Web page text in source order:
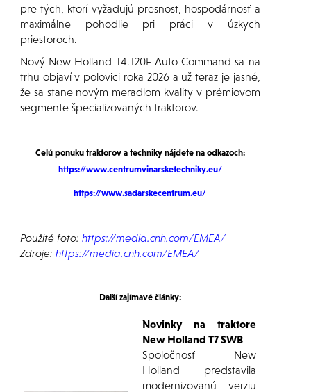
pre tých, ktorí vyžadujú presnosť, hospodárnosť a
maximálne pohodlie pri práci v úzkych
priestoroch.
Nový New Holland T4.120F Auto Command sa na
trhu objaví v polovici roka 2026 a už teraz je jasné,
že sa stane novým meradlom kvality v prémiovom
segmente špecializovaných traktorov.
Celú ponuku traktorov a techniky nájdete na odkazoch:
https://www.centrumvinarsketechniky.eu/
https://www.sadarskecentrum.eu/
Použité foto: https://media.cnh.com/EMEA/
Zdroje: https://media.cnh.com/EMEA/
Další zajímavé články:
Novinky na traktore
New Holland T7 SWB
Spoločnosť New
Holland predstavila
modernizovanú verziu